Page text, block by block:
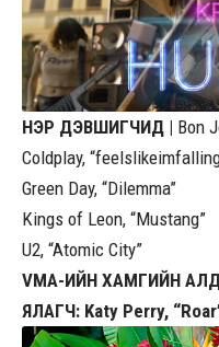
НЭР ДЭВШИГЧИД | Bon
Coldplay,
Green Day, “Dilemma”
Kings of Leon, “Mustang”
U2, “Atomic City”
VMA-ИЙН ХАМГИЙН
ЯЛАГЧ: Katy Perry,